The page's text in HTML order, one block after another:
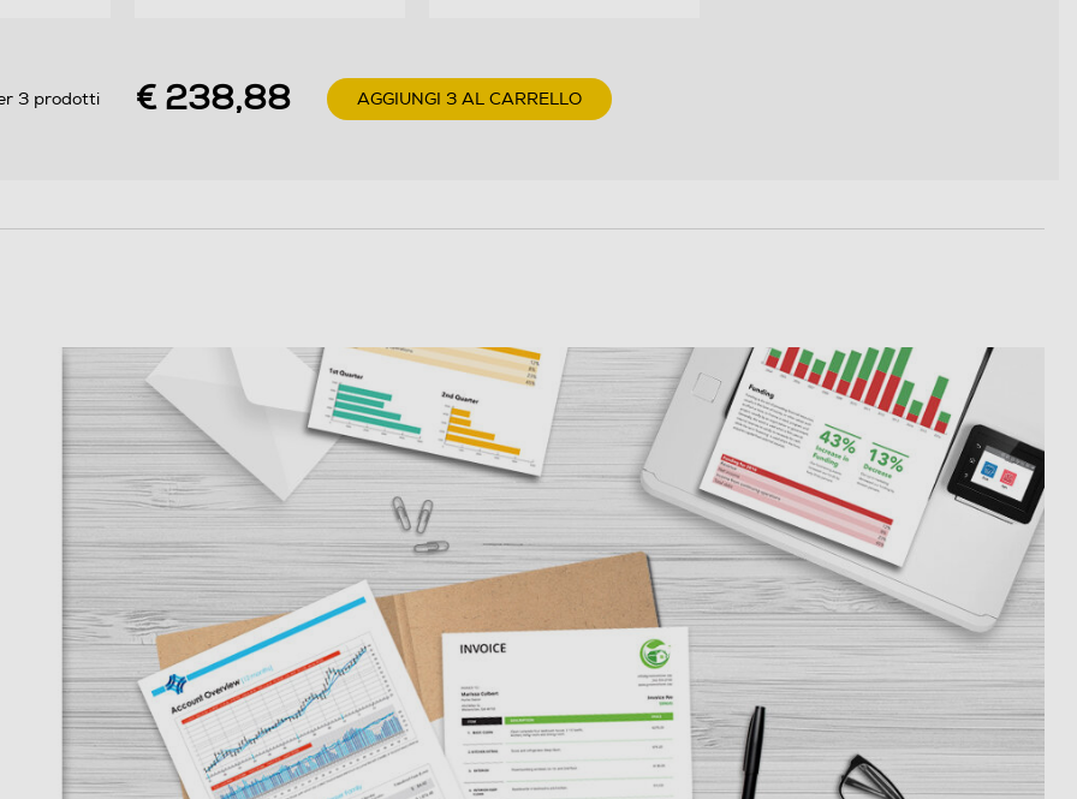
96
111
HP
Stampanti a colori HP LaserJet Pro M252;
Prodotto multifunzione HP Color Laserjet Pro M277
3 prodotti € 238,88 AGGIUNGI 3 AL CARRELLO